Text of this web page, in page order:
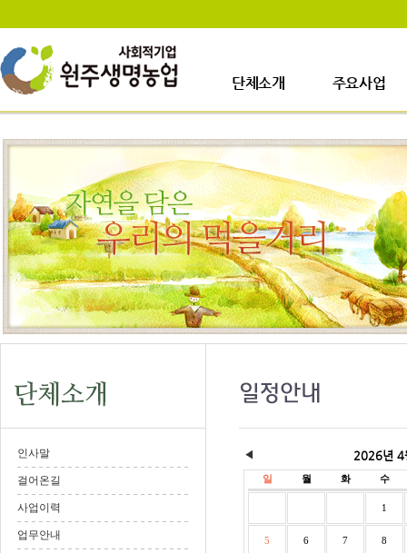
단체소개
인사말
걸어온길
사업이력
업무안내
오시는길
일정안내
주요사업
사업장소개
생산시설소개
주요사업내용
인사말
걸어온길
사업이력
업무안내
◀ 2026년 4
일 월 화 수
1
5 6 7 8